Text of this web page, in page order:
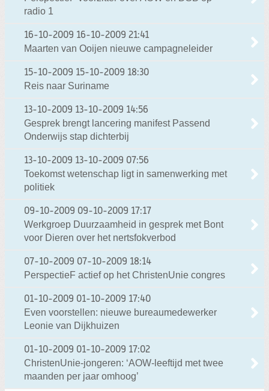
radio 1
16-10-2009 16-10-2009 21:41
Maarten van Ooijen nieuwe campagneleider
15-10-2009 15-10-2009 18:30
Reis naar Suriname
13-10-2009 13-10-2009 14:56
Gesprek brengt lancering manifest Passend
Onderwijs stap dichterbij
13-10-2009 13-10-2009 07:56
Toekomst wetenschap ligt in samenwerking met
politiek
09-10-2009 09-10-2009 17:17
Werkgroep Duurzaamheid in gesprek met Bont
voor Dieren over het nertsfokverbod
07-10-2009 07-10-2009 18:14
PerspectieF actief op het ChristenUnie congres
01-10-2009 01-10-2009 17:40
Even voorstellen: nieuwe bureaumedewerker
Leonie van Dijkhuizen
01-10-2009 01-10-2009 17:02
ChristenUnie-jongeren: ‘AOW-leeftijd met twee
maanden per jaar omhoog’